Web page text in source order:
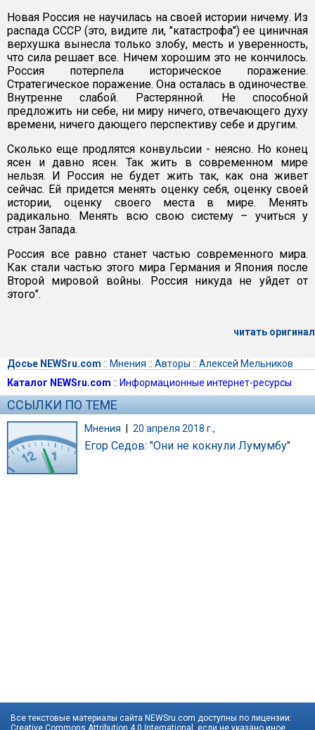
Новая Россия не научилась на своей истории ничему. Из
распада СССР (это, видите ли, "катастрофа") ее циничная
верхушка вынесла только злобу, месть и уверенность,
что сила решает все. Ничем хорошим это не кончилось.
Россия потерпела историческое поражение.
Стратегическое поражение. Она осталась в одиночестве.
Внутренне слабой. Растерянной. Не способной
предложить ни себе, ни миру ничего, отвечающего духу
времени, ничего дающего перспективу себе и другим.
Сколько еще продлятся конвульсии - неясно. Но конец
ясен и давно ясен. Так жить в современном мире
нельзя. И Россия не будет жить так, как она живет
сейчас. Ей придется менять оценку себя, оценку своей
истории, оценку своего места в мире. Менять
радикально. Менять всю свою систему – учиться у
стран Запада.
Россия все равно станет частью современного мира.
Как стали частью этого мира Германия и Япония после
Второй мировой войны. Россия никуда не уйдет от
этого".
читать оригинал
Досье NEWSru.com :: Мнения :: Авторы :: Алексей Мельников
Каталог NEWSru.com :: Информационные интернет-ресурсы
ССЫЛКИ ПО ТЕМЕ
Мнения | 20 апреля 2018 г.,
Егор Седов: "Они не кокнули Лумумбу"
Все текстовые материалы сайта NEWSru.com доступны по лицензии:
Creative Commons Attribution 4.0 International
, если не указано иное.